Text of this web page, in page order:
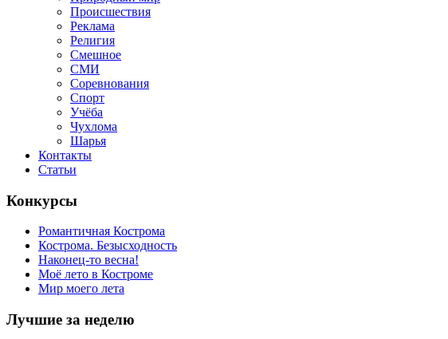
Происшествия
Реклама
Религия
Смешное
СМИ
Соревнования
Спорт
Учёба
Чухлома
Шарья
Контакты
Статьи
Конкурсы
Романтичная Кострома
Кострома. Безысходность
Наконец-то весна!
Моё лето в Костроме
Мир моего лета
Лучшие за неделю